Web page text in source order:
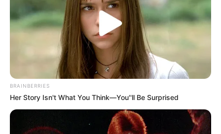
BRAINBERRIES
Her Story Isn't What You Think—You''ll Be Surprised